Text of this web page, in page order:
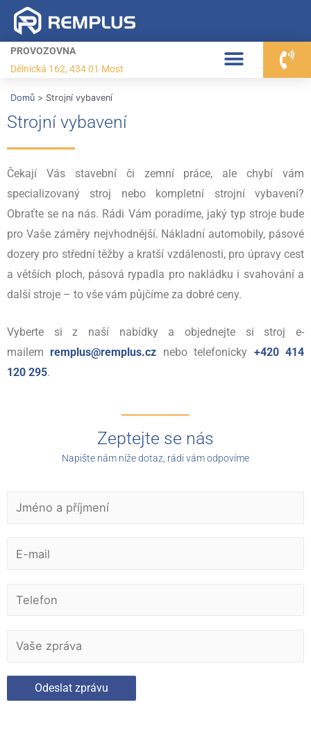
PROVOZOVNA
Dělnická 162, 434 01 Most
Domů Strojní vybavení
Strojní vybavení
Čekají Vás stavební či zemní práce, ale chybí vám
specializovaný stroj nebo kompletní strojní vybavení?
Obraťte se na nás. Rádi Vám poradíme, jaký typ stroje bude
pro Vaše záměry nejvhodnější. Nákladní automobily, pásové
dozery pro střední těžby a kratší vzdálenosti, pro úpravy cest
a větších ploch, pásová rypadla pro nakládku i svahování a
další stroje – to vše vám půjčíme za dobré ceny.
Vyberte si z naší nabídky a objednejte si stroj e-
mailemremplus@remplus.cz nebo telefonicky +420 414
120 295.
Zeptejte se nás
Napište nám níže dotaz, rádi vám odpovíme